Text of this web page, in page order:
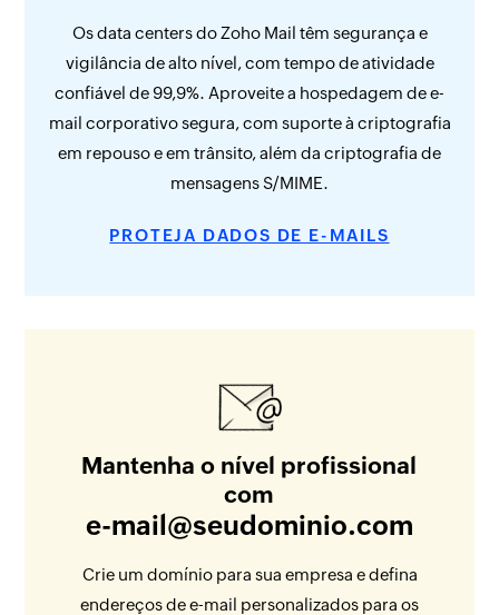
Os data centers do Zoho Mail têm segurança e
vigilância de alto nível, com tempo de atividade
confiável de 99,9%. Aproveite a hospedagem de e-
mail corporativo segura, com suporte à criptografia
em repouso e em trânsito, além da criptografia de
mensagens S/MIME.
PROTEJA DADOS DE E-MAILS
Mantenha o nível profissional
com
e-mail@seudominio.com
Crie um domínio para sua empresa e defina
endereços de e-mail personalizados para os